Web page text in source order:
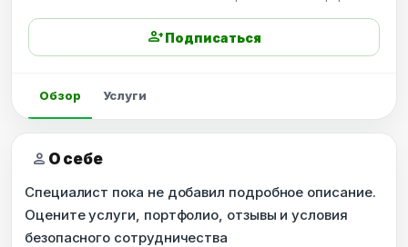
person_addПодписаться
Обзор Услуги
person О себе
Специалист пока не добавил подробное описание.
Оцените услуги, портфолио, отзывы и условия
безопасного сотрудничества